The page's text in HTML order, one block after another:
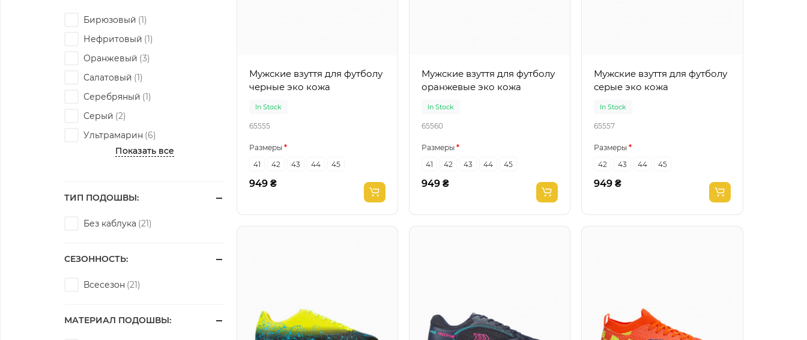
Бирюзовый
Нефритовый
Оранжевый
Салатовый
Серебряный
Серый
Ультрамарин
Показать все
ТИП ПОДОШВЫ:
Без каблука
СЕЗОННОСТЬ:
Всесезон
МАТЕРИАЛ ПОДОШВЫ:
Мужские взуття для футболу
черные эко кожа
In Stock
65555
Размеры
41
42 43 44 45
949 ₴
Мужские взуття для футболу
оранжевые эко кожа
In Stock
65560
Размеры
41
42 43 44 45
949 ₴
Мужские взуття для футболу
серые эко кожа
In Stock
65557
Размеры
42
43 44 45
949 ₴